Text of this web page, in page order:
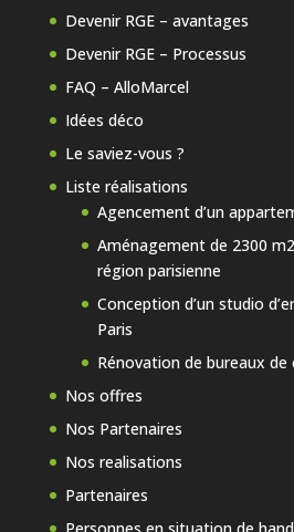
Devenir RGE – avantages
Devenir RGE – Processus
FAQ – AlloMarcel
Idées déco
Le saviez-vous ?
Liste réalisations
Agencement d’un
Aménagement de 2300
région parisienne
Conception d’un studio
Paris
Rénovation de bureaux de
Nos offres
Nos Partenaires
Nos realisations
Partenaires